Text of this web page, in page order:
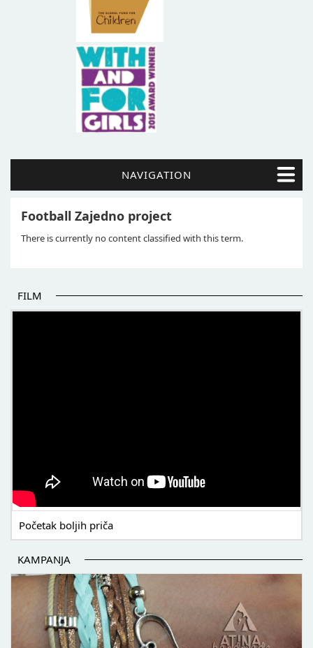
NAVIGATION
Football Zajedno project
There is currently no content classified with this term.
FILM
Početak boljih priča
KAMPANJA